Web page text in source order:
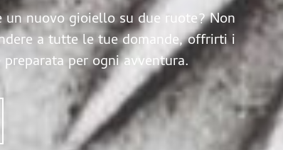
nuovo gioiello su due ruote? Non
a tutte le tue domande, offrirti i
per ogni avventura.